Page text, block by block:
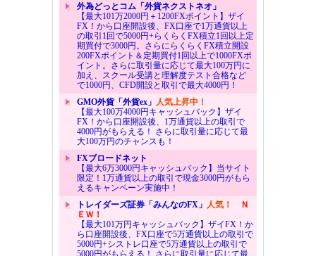
外為どっとコム「外貨ネクストネオ」
【最大101万2000円＋1200FXポイント】ザイ
FX！から口座開設後、FX口座で1万通貨以上
の取引1回で5000円+らくらくFX積立1回以上定
期買付で3000円。さらにらくらくFX積立開設
200FXポイント＆定期買付1回以上で1000FXポ
イント。さらに取引量に応じて最大100万円に
加え、スクール受講と理解度テスト合格など
で1000円、CFD開設と取引で最大4000円！
GMO外貨「外貨ex」 人気上昇中！
【最大100万4000円キャッシュバック】ザイ
FX！から口座開設後、1万通貨以上の取引で
4000円がもらえる！ さらに取引量に応じて最
大100万円のチャンスも！
FXブロードネット
【最大6万3000円キャッシュバック】当サイト
限定！1万通貨以上の取引で現金3000円がもら
えるキャンペーン実施中！
トレイダーズ証券「みんなのFX」 人気！
Ｎ
ＥＷ！
【最大101万円キャッシュバック】ザイFX！か
ら口座開設後、FX口座で5万通貨以上の取引で
5000円+シストレ口座で5万通貨以上の取引で
5000円がもらえる！ さらに取引量に応じて最